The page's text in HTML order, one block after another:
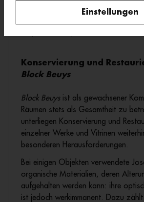
Konservierung und
Block Beuys
Block Beuysist als gewachsener
Räumen stets als Gesamtheit zu
unterliegen Konservierung und
einzelner Werke und Vitrinen
besonderen Herausforderungen.
Bei einigen Objekten verwendete
organische Materialien, deren
aufgehalten werden kann: ihre
ist jedoch werkimmanent. Dazu
Einstellungen